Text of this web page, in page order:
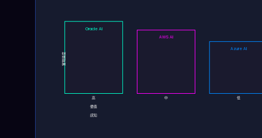
Oracle AI
AWS AI
Azure AI
高
價值
感知
中 低
實現速度